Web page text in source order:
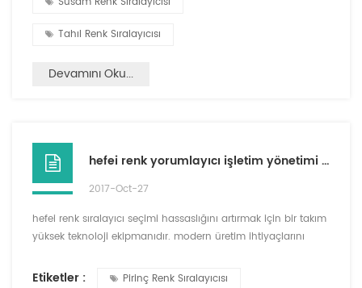
Tahıl Renk Sıralayıcısı
Devamını Oku...
hefei renk yorumlayıcı işletim yönetimi gereksinimleri üzerine tartışma
2017-Oct-27
hefei renk sıralayıcı seçimi hassaslığını artırmak için bir takım
yüksek teknoloji ekipmanıdır. modern üretim ihtiyaçlarını
nedenle hefei renk sıralayıcının önemi açıktır. Bu nedenle,
Etiketler : Pirinç Renk Sıralayıcısı